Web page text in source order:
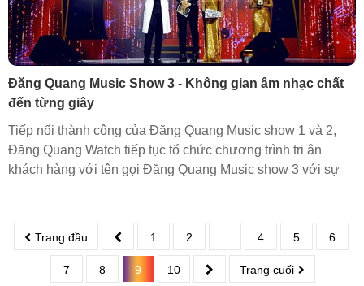
Đăng Quang Music Show 3 - Không gian âm nhạc chất
đến từng giây
Tiếp nối thành công của Đăng Quang Music show 1 và 2,
Đăng Quang Watch tiếp tục tổ chức chương trình tri ân
khách hàng với tên gọi Đăng Quang Music show 3 với sự
Trang đầu 1 2 4 5 6
7 8 9 10 Trang cuối